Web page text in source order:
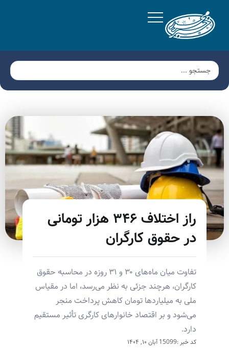
راز اختلاف ۳۴۶ هزار تومانی
در حقوق کارگران
تفاوت میان ماه‌های ۳۰ و ۳۱ روزه در محاسبه حقوق
کارگران، هرچند جزئی به نظر می‌رسد، اما در مقیاس
ملی به میلیاردها تومان کاهش پرداخت منجر
می‌شود و بر اقتصاد خانوارهای کارگری تأثیر مستقیم
دارد.
کد خبر :15099 آبان ۱۰, ۱۴۰۴